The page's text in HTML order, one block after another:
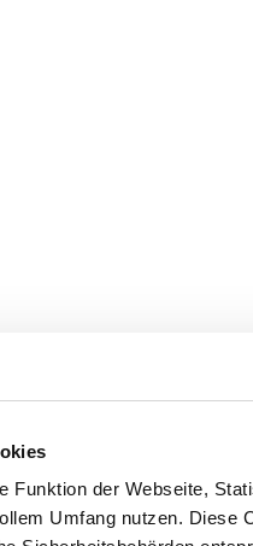
Funktion der Webseite,
Umfang nutzen.